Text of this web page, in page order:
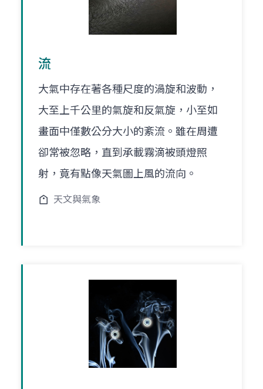
流
大氣中存在著各種尺度的渦旋和波動，
大至上千公里的氣旋和反氣旋，小至如
畫面中僅數公分大小的紊流。雖在周遭
卻常被忽略，直到承載霧滴被頭燈照
射，竟有點像天氣圖上風的流向。
天文與氣象